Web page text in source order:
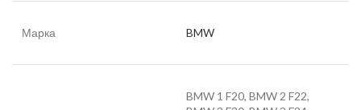
Марка BMW
BMW 1 F20, BMW 2 F22,